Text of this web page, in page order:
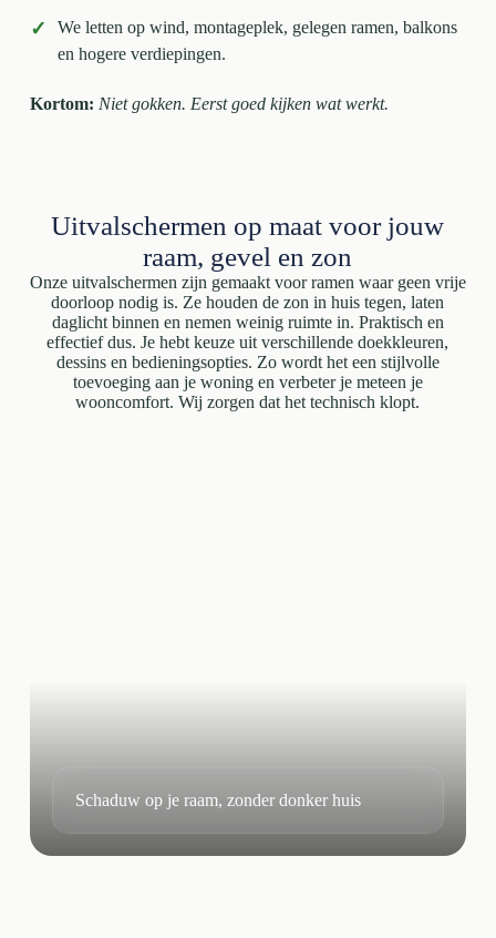
✓
We letten op wind, montageplek, gelegen ramen, balkons
en hogere verdiepingen.
Kortom: Niet gokken. Eerst goed kijken wat werkt.
Uitvalschermen op maat voor jouw
raam, gevel en zon
Onze uitvalschermen zijn gemaakt voor ramen waar geen vrije
doorloop nodig is. Ze houden de zon in huis tegen, laten
daglicht binnen en nemen weinig ruimte in. Praktisch en
effectief dus. Je hebt keuze uit verschillende doekkleuren,
dessins en bedieningsopties. Zo wordt het een stijlvolle
toevoeging aan je woning en verbeter je meteen je
wooncomfort. Wij zorgen dat het technisch klopt.
Schaduw op je raam, zonder donker huis